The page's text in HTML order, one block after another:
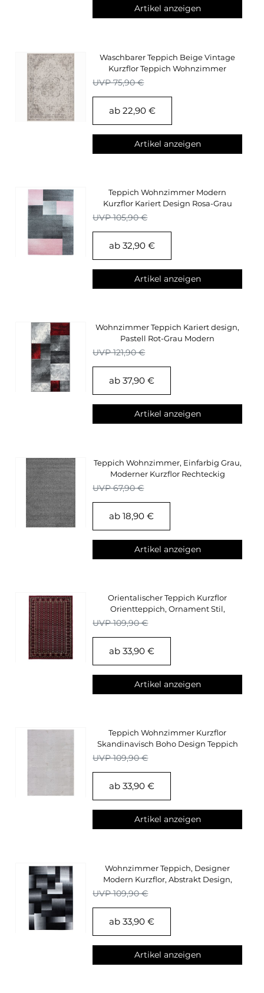
Artikel anzeigen
Waschbarer Teppich Beige Vintage
Kurzflor Teppich Wohnzimmer
Oriental Design
UVP 75,90 €
ab 22,90 €
Artikel anzeigen
Teppich Wohnzimmer Modern
Kurzflor Kariert Design Rosa-Grau
Meliert Pflegeleicht
UVP 105,90 €
ab 32,90 €
Artikel anzeigen
Wohnzimmer Teppich Kariert design,
Pastell Rot-Grau Modern
Konturenschnitt
UVP 121,90 €
ab 37,90 €
Artikel anzeigen
Teppich Wohnzimmer, Einfarbig Grau,
Moderner Kurzflor Rechteckig
UVP 67,90 €
ab 18,90 €
Artikel anzeigen
Orientalischer Teppich Kurzflor
Orientteppich, Ornament Stil,
Wohnzimmerteppich
UVP 109,90 €
ab 33,90 €
Artikel anzeigen
Teppich Wohnzimmer Kurzflor
Skandinavisch Boho Design Teppich
Silber Einfarbig
UVP 109,90 €
ab 33,90 €
Artikel anzeigen
Wohnzimmer Teppich, Designer
Modern Kurzflor, Abstrakt Design,
Schwarz-Grau-Weiß
UVP 109,90 €
ab 33,90 €
Artikel anzeigen